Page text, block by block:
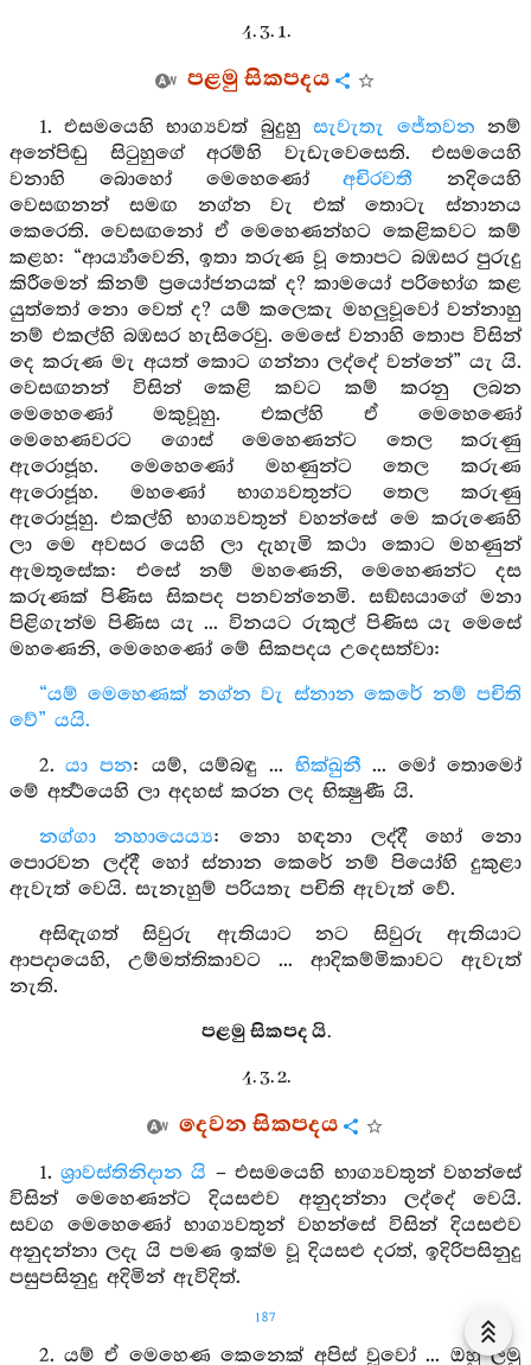
4. 3. 1.
පළමු සිකපදය
1. එසමයෙහි භාග්‍යවත් බුදුහුසැවැතැ ජේතවන නම්
අනේපිඬු සිටුහුගේ අරම්හි වැඩැවෙසෙති. එසමයෙහි
වනාහි බොහෝ මෙහෙණෝඅචිරවතී නදියෙහි
වෙසඟනන් සමඟ නග්න වැ එක් තොටැ ස්නානය
කෙරෙති. වෙසඟනෝ ඒ මෙහෙණන්හට කෙළිකවට කම්
කළහ: “ආර්‍ය්‍යාවෙනි, ඉතා තරුණ වූ තොපට බඹසර පුරුදු
කිරීමෙන් කිනම් ප්‍රයෝජනයක් ද? කාමයෝ පරිභෝග කළ
යුත්තෝ නො වෙත් ද? යම් කලෙකැ මහලුවූවෝ වන්නාහු
නම් එකල්හි බඹසර හැසිරෙවු. මෙසේ වනාහි තොප විසින්
දෙ කරුණ මැ අයත් කොට ගන්නා ලද්දේ වන්නේ” යැ යි.
වෙසඟනන් විසින් කෙළි කවට කම් කරනු ලබන
මෙහෙණෝ මකුවූහු. එකල්හි ඒ මෙහෙණෝ
මෙහෙණවරට ගොස් මෙහෙණන්ට තෙල කරුණු
ඇරොජූහ. මෙහෙණෝ මහණුන්ට තෙල කරුණ
ඇරොජූහ. මහණෝ භාග්‍යවතුන්ට තෙල කරුණු
ඇරොජූහු. එකල්හි භාග්‍යවතුන් වහන්සේ මෙ කරුණෙහි
ලා මෙ අවසර යෙහි ලා දැහැමි කථා කොට මහණුන්
ඇමතූසේක: එසේ නම් මහණෙනි, මෙහෙණන්ට දස
කරුණක් පිණිස සිකපද පනවන්නෙමි. සඞ්ඝයාගේ මනා
පිළිගැන්ම පිණිස යැ ... විනයට රුකුල් පිණිස යැ මෙසේ
මහණෙනි, මෙහෙණෝ මේ සිකපදය උදෙසත්වා:
“යම් මෙහෙණක් නග්න වැ ස්නාන කෙරේ නම් පචිති
වේ” යයි.
2.යා පන: යම්, යම්බඳු ... භික්ඛුනී ... මෝ තොමෝ
මේ අර්‍ත්‍ථයෙහි ලා අදහස් කරන ලද භික්‍ෂුණී යි.
නග්ගා නහායෙය්‍ය: නො හඳනා ලද්දී හෝ නො
පොරවන ලද්දී හෝ ස්නාන කෙරේ නම් පියෝහි දුකුළා
ඇවැත් වෙයි. සැනැහුම් පරියතැ පචිති ඇවැත් වේ.
අසිඳැගත් සිවුරු ඇතියාට නට සිවුරු ඇතියාට
ආපදායෙහි, උම්මත්තිකාවට ... ආදිකම්මිකාවට ඇවැත්
නැති.
පළමු සිකපද යි.
4. 3. 2.
දෙවන සිකපදය
1.ශ්‍රාවස්තිනිදාන යි – එසමයෙහි භාග්‍යවතුන් වහන්සේ
විසින් මෙහෙණන්ට දියසළුව අනුදන්නා ලද්දේ වෙයි.
සවග මෙහෙණෝ භාග්‍යවතුන් වහන්සේ විසින් දියසළුව
අනුදන්නා ලදැ යි පමණ ඉක්ම වූ දියසළු දරත්, ඉදිරිපසිනුදු
පසුපසිනුදු අදිමින් ඇවිදිත්.
187
2. යම් ඒ මෙහෙණ කෙනෙක් අපිස් වූවෝ ... ඔහු ලමු